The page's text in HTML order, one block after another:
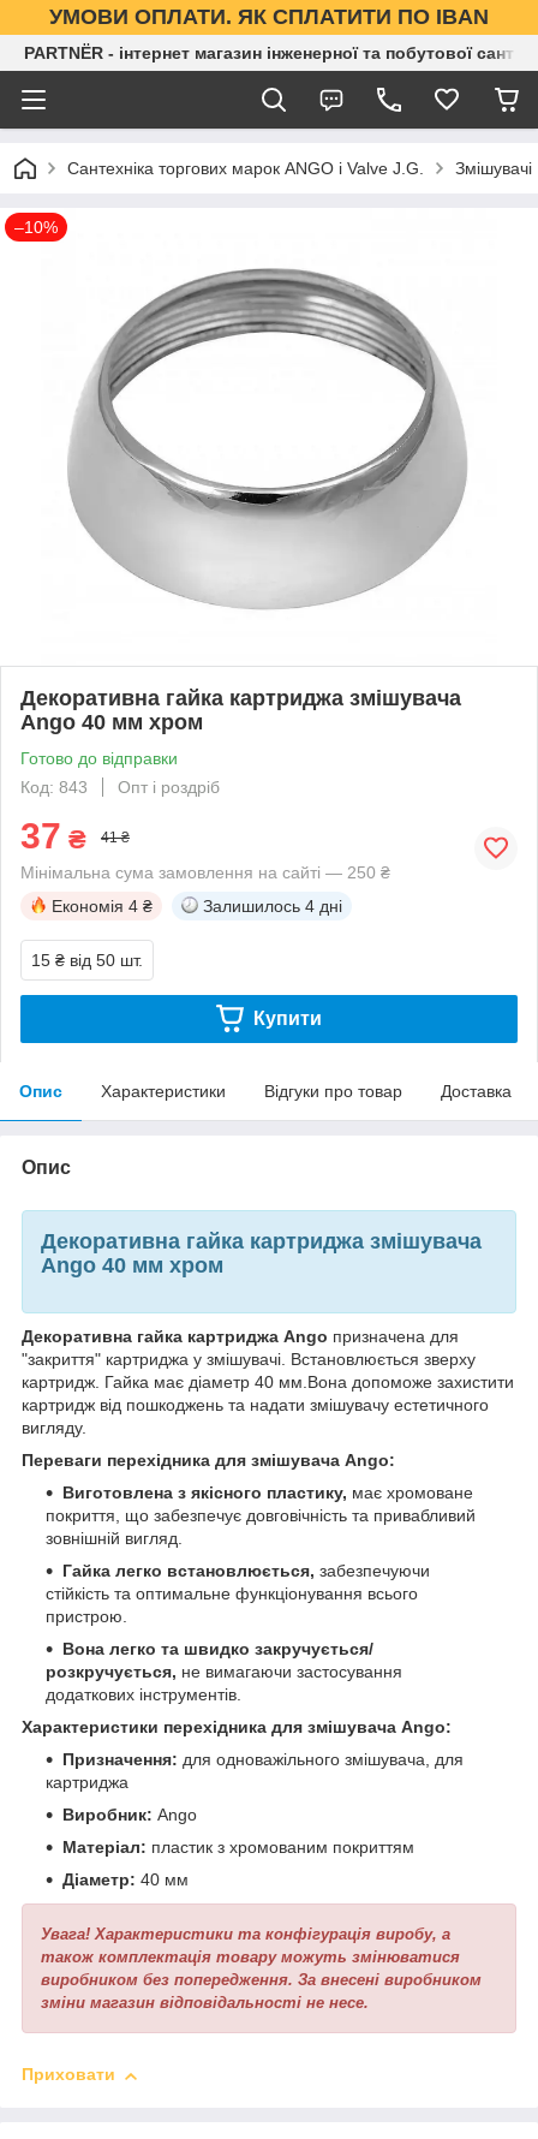
УМОВИ ОПЛАТИ. ЯК СПЛАТИТИ ПО IBAN
PARTNЁR - інтернет магазин інженерної та побутової
Сантехніка торгових марок ANGO і Valve J.G. Змішувачі
–10%
Декоративна гайка картриджа змішувача
Ango 40 мм хром
Готово до відправки
Код: 843
Опт і роздріб
37 ₴ 41 ₴
Мінімальна сума замовлення на сайті — 250 ₴
Економія 4 ₴ Залишилось 4 дні
15 ₴ від 50 шт.
Купити
Опис Характеристики Відгуки про товар Доставка
Опис
Декоративна гайка картриджа змішувача
Ango 40 мм хром
Декоративна гайка картриджа Ango призначена для
"закриття" картриджа у змішувачі. Встановлюється зверху
картридж. Гайка має діаметр 40 мм.Вона допоможе захистити
картридж від пошкоджень та надати змішувачу естетичного
вигляду.
Переваги перехідника для змішувача Ango:
Виготовлена з якісного пластику, має хромоване
покриття, що забезпечує довговічність та привабливий
зовнішній вигляд.
Гайка легко встановлюється, забезпечуючи
стійкість та оптимальне функціонування всього
пристрою.
Вона легко та швидко закручується/
розкручується, не вимагаючи застосування
додаткових інструментів.
Характеристики перехідника для змішувача Ango:
Призначення: для одноважільного змішувача, для
картриджа
Виробник: Ango
Матеріал: пластик з хромованим покриттям
Діаметр: 40 мм
Увага! Характеристики та конфігурація виробу, а
також комплектація товару можуть змінюватися
виробником без попередження. За внесені виробником
зміни магазин відповідальності не несе.
Приховати